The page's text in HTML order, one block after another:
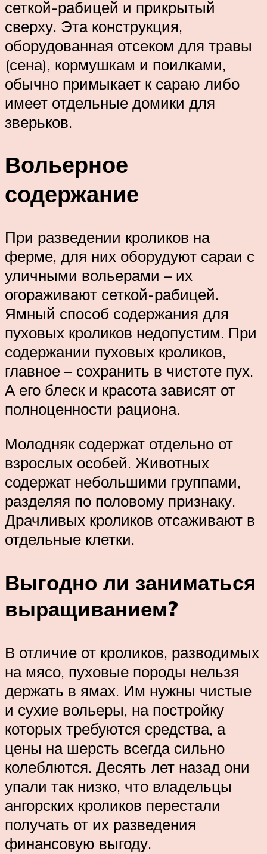
сеткой-рабицей и прикрытый
сверху. Эта конструкция,
оборудованная отсеком для травы
(сена), кормушкам и поилками,
обычно примыкает к сараю либо
имеет отдельные домики для
зверьков.
Вольерное
содержание
При разведении кроликов на
ферме, для них оборудуют сараи с
уличными вольерами – их
огораживают сеткой-рабицей.
Ямный способ содержания для
пуховых кроликов недопустим. При
содержании пуховых кроликов,
главное – сохранить в чистоте пух.
А его блеск и красота зависят от
полноценности рациона.
Молодняк содержат отдельно от
взрослых особей. Животных
содержат небольшими группами,
разделяя по половому признаку.
Драчливых кроликов отсаживают в
отдельные клетки.
Выгодно ли заниматься
выращиванием?
В отличие от кроликов, разводимых
на мясо, пуховые породы нельзя
держать в ямах. Им нужны чистые
и сухие вольеры, на постройку
которых требуются средства, а
цены на шерсть всегда сильно
колеблются. Десять лет назад они
упали так низко, что владельцы
ангорских кроликов перестали
получать от их разведения
финансовую выгоду.